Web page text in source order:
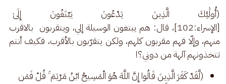
(أُولَٰئِكَ الَّذِينَ يَدْعُونَ يَبْتَغُونَ
[الإسراء:102]، قال: هم يبتغون الوسيلة إلي، ويتقربون  بالاقرب
منهم، وإلّا فهم مقربون كلهم، ولكن يتقرّبون بالأقرب، فكيف أنتم
تتخذونهم آلهة من دوني؟!
(لَّقَدْ كَفَرَ الَّذِينَ قَالُوا إِنَّ اللَّهَ هُوَ الْمَسِيحُ ابْنُ مَرْيَمَ ۚ قُلْ فَمَن